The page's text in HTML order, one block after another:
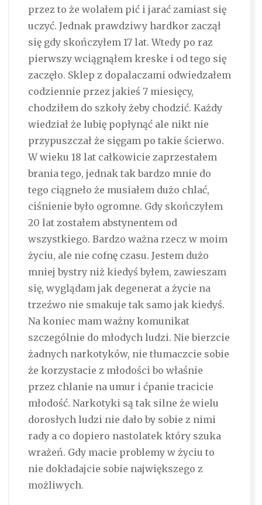
przez to że wolałem pić i jarać zamiast się
uczyć. Jednak prawdziwy hardkor zaczął
się gdy skończyłem 17 lat. Wtedy po raz
pierwszy wciągnąłem kreske i od tego się
zaczęło. Sklep z dopalaczami odwiedzałem
codziennie przez jakieś 7 miesięcy,
chodziłem do szkoły żeby chodzić. Każdy
wiedział że lubię popłynąć ale nikt nie
przypuszczał że sięgam po takie ścierwo.
W wieku 18 lat całkowicie zaprzestałem
brania tego, jednak tak bardzo mnie do
tego ciągneło że musiałem dużo chlać,
ciśnienie było ogromne. Gdy skończyłem
20 lat zostałem abstynentem od
wszystkiego. Bardzo ważna rzecz w moim
życiu, ale nie cofnę czasu. Jestem dużo
mniej bystry niż kiedyś byłem, zawieszam
się, wyglądam jak degenerat a życie na
trzeźwo nie smakuje tak samo jak kiedyś.
Na koniec mam ważny komunikat
szczególnie do młodych ludzi. Nie bierzcie
żadnych narkotyków, nie tłumaczcie sobie
że korzystacie z młodości bo właśnie
przez chlanie na umur i ćpanie tracicie
młodość. Narkotyki są tak silne że wielu
dorosłych ludzi nie dało by sobie z nimi
rady a co dopiero nastolatek który szuka
wrażeń. Gdy macie problemy w życiu to
nie dokładajcie sobie największego z
możliwych.